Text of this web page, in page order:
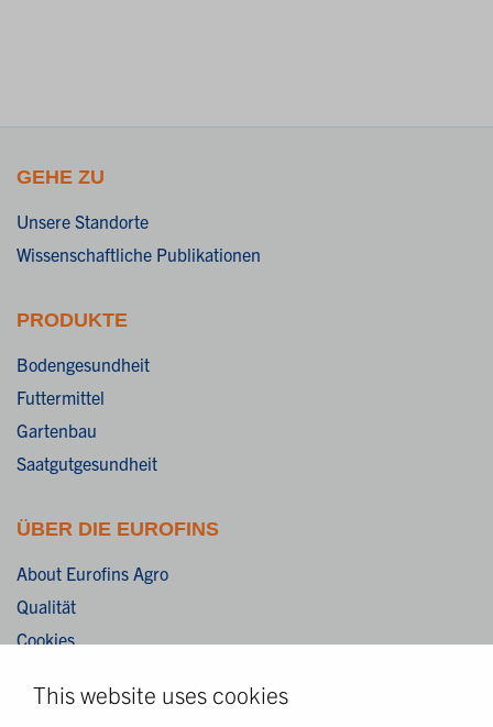
This website uses cookies
GEHE ZU
Unsere Standorte
Wissenschaftliche Publikationen
PRODUKTE
Bodengesundheit
Futtermittel
Gartenbau
Saatgutgesundheit
ÜBER DIE EUROFINS
About Eurofins Agro
Qualität
Cookies
Datenschutzerklärung